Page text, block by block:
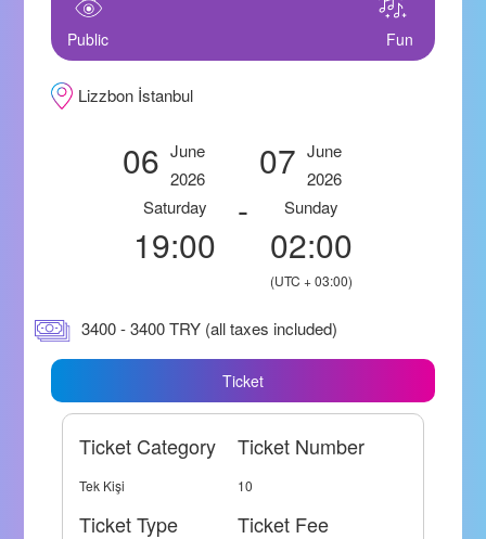
Public Fun
Lizzbon İstanbul
06 June
2026
Saturday
19:00
-
07 June
2026
Sunday
02:00
(UTC + 03:00)
3400 - 3400 TRY (all taxes included)
Ticket
Ticket Category Ticket Number
Tek Kişi 10
Ticket Type Ticket Fee